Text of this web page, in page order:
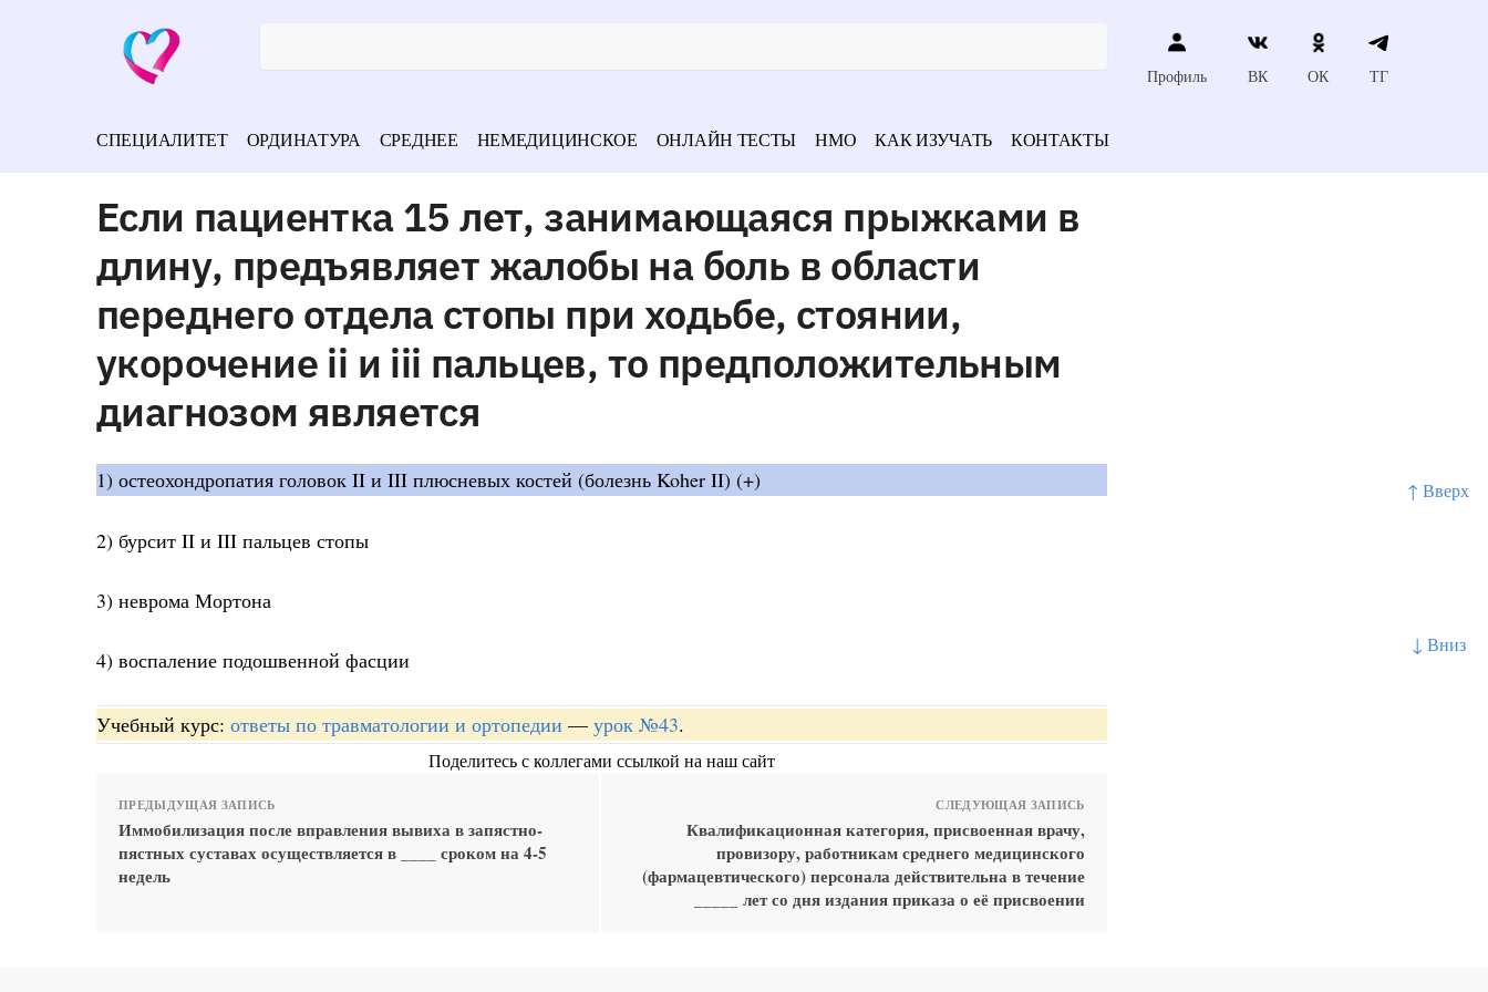
↑ Вверх
↓ Вниз
Профиль ВК ОК ТГ
СПЕЦИАЛИТЕТ ОРДИНАТУРА СРЕДНЕЕ НЕМЕДИЦИНСКОЕ ОНЛАЙН ТЕСТЫ НМО КАК ИЗУЧАТЬ КОНТАКТЫ
Если пациентка 15 лет, занимающаяся прыжками в
длину, предъявляет жалобы на боль в области
переднего отдела стопы при ходьбе, стоянии,
укорочение ii и iii пальцев, то предположительным
диагнозом является
1) остеохондропатия головок II и III плюсневых костей (болезнь Koher II) (+)
2) бурсит II и III пальцев стопы
3) неврома Мортона
4) воспаление подошвенной фасции
Учебный курс: ответы по травматологии и ортопедии — урок №43.
Поделитесь с коллегами ссылкой на наш сайт
ПРЕДЫДУЩАЯ ЗАПИСЬ
Иммобилизация после вправления вывиха в запястно-
пястных суставах осуществляется в ____ сроком на 4-5
недель
СЛЕДУЮЩАЯ ЗАПИСЬ
Квалификационная категория, присвоенная врачу,
провизору, работникам среднего медицинского
(фармацевтического) персонала действительна в течение
_____ лет со дня издания приказа о её присвоении